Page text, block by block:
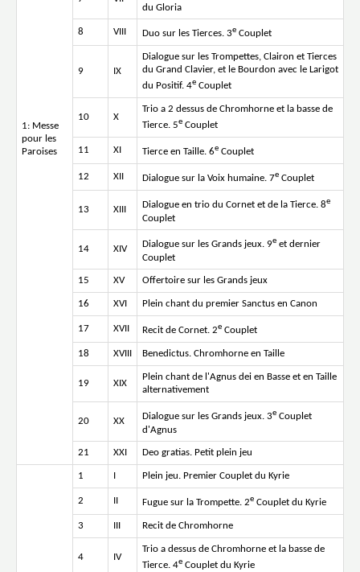
1: Messe
pour les
Paroises
du Gloria
8 VIII Duo sur les Tierces. 3e Couplet
9 IX
Dialogue sur les Trompettes, Clairon et Tierces
du Grand Clavier, et le Bourdon avec le Larigot
du Positif. 4e Couplet
10 X
Trio a 2 dessus de Chromhorne et la basse de
Tierce. 5e Couplet
11 XI Tierce en Taille. 6e Couplet
12 XII Dialogue sur la Voix humaine. 7e Couplet
13 XIII Dialogue en trio du Cornet et de la Tierce. 8e
Couplet
14 XIV Dialogue sur les Grands jeux. 9e et dernier
Couplet
15 XV Offertoire sur les Grands jeux
16 XVI Plein chant du premier Sanctus en Canon
17 XVII Recit de Cornet. 2e Couplet
18 XVIII Benedictus. Chromhorne en Taille
19 XIX
Plein chant de l'Agnus dei en Basse et en Taille
alternativement
20 XX Dialogue sur les Grands jeux. 3e Couplet
d'Agnus
21 XXI Deo gratias. Petit plein jeu
1 Plein jeu. Premier Couplet du Kyrie
2 Fugue sur la Trompette. 2e Couplet du Kyrie
3 Recit de Chromhorne
4 IV
Trio a dessus de Chromhorne et la basse de
Tierce. 4e Couplet du Kyrie